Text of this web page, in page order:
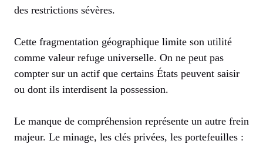
des restrictions sévères.
Cette fragmentation géographique limite son utilité
comme valeur refuge universelle. On ne peut pas
compter sur un actif que certains États peuvent saisir
ou dont ils interdisent la possession.
Le manque de compréhension représente un autre frein
majeur. Le minage, les clés privées, les portefeuilles :